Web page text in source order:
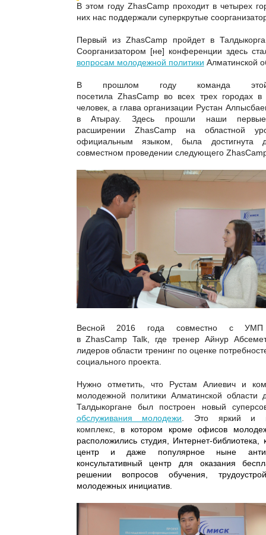
В этом году ZhasCampпроходит в четырех
них нас поддержали суперкрутые
Первый из ZhasCampпройдет в
Соорганизатором [не] конференции здесь
вопросам молодежной политики Алматинской
В прошлом году команда этой
посетила ZhasCampво всех трех городах в
человек, а глава организации Рустан
в Атырау. Здесь прошли наши
расширении ZhasCampна областной
официальным языком, была достигнута
совместном проведении следующего
Весной 2016 года совместно с
вZhasCamp Talk , где тренер Айнур
лидеров области тренинг по оценке
социального проекта.
Нужно отметить, что Рустам Алиевич и
молодежной политики Алматинской области
Талдыкоргане был построен новый
обслуживания молодежи . Это яркий и
комплекс, в котором кроме офисов
расположились студия, Интернет-библиотека,
центр и даже популярное ныне
консультативный центр для оказания
решении вопросов обучения,
молодежных инициатив.